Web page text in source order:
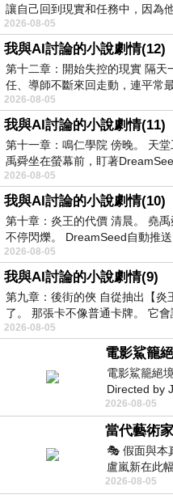
讓自己回到現實和任務中，因為
2026-08-05
我與AI討論的小說劇情(12)
第十二章：開始失控的現實 隔天
任、導師不斷來回走動，連平常
2026-08-05
我與AI討論的小說劇情(11)
第十一章：鳴仁學院 傍晚。 天
禹舜坐在螢幕前，盯著
2026-08-05
我與AI討論的小說劇情(10)
第十章：炎王的代價 清晨。 堯
不停閃爍。 DreamSeed自動推
2026-08-05
我與AI討論的小說劇情(9)
第九章：後街的俠 自從抽出【
了。 那張卡不像普通卡牌。 它
2026-08-05
電影鯊籠絕
Directed by
Giordano
2026-08-05
🎭 假面與本
盧嵐新在此
運用質感豐
2026-08-05